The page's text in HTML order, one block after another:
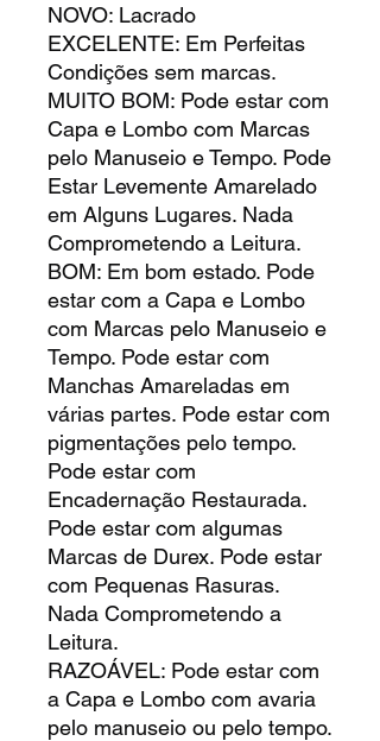
NOVO: Lacrado
EXCELENTE: Em Perfeitas
Condições sem marcas.
MUITO BOM: Pode estar com
Capa e Lombo com Marcas
pelo Manuseio e Tempo. Pode
Estar Levemente Amarelado
em Alguns Lugares. Nada
Comprometendo a Leitura.
BOM: Em bom estado. Pode
estar com a Capa e Lombo
com Marcas pelo Manuseio e
Tempo. Pode estar com
Manchas Amareladas em
várias partes. Pode estar com
pigmentações pelo tempo.
Pode estar com
Encadernação Restaurada.
Pode estar com algumas
Marcas de Durex. Pode estar
com Pequenas Rasuras.
Nada Comprometendo a
Leitura.
RAZOÁVEL: Pode estar com
a Capa e Lombo com avaria
pelo manuseio ou pelo tempo.